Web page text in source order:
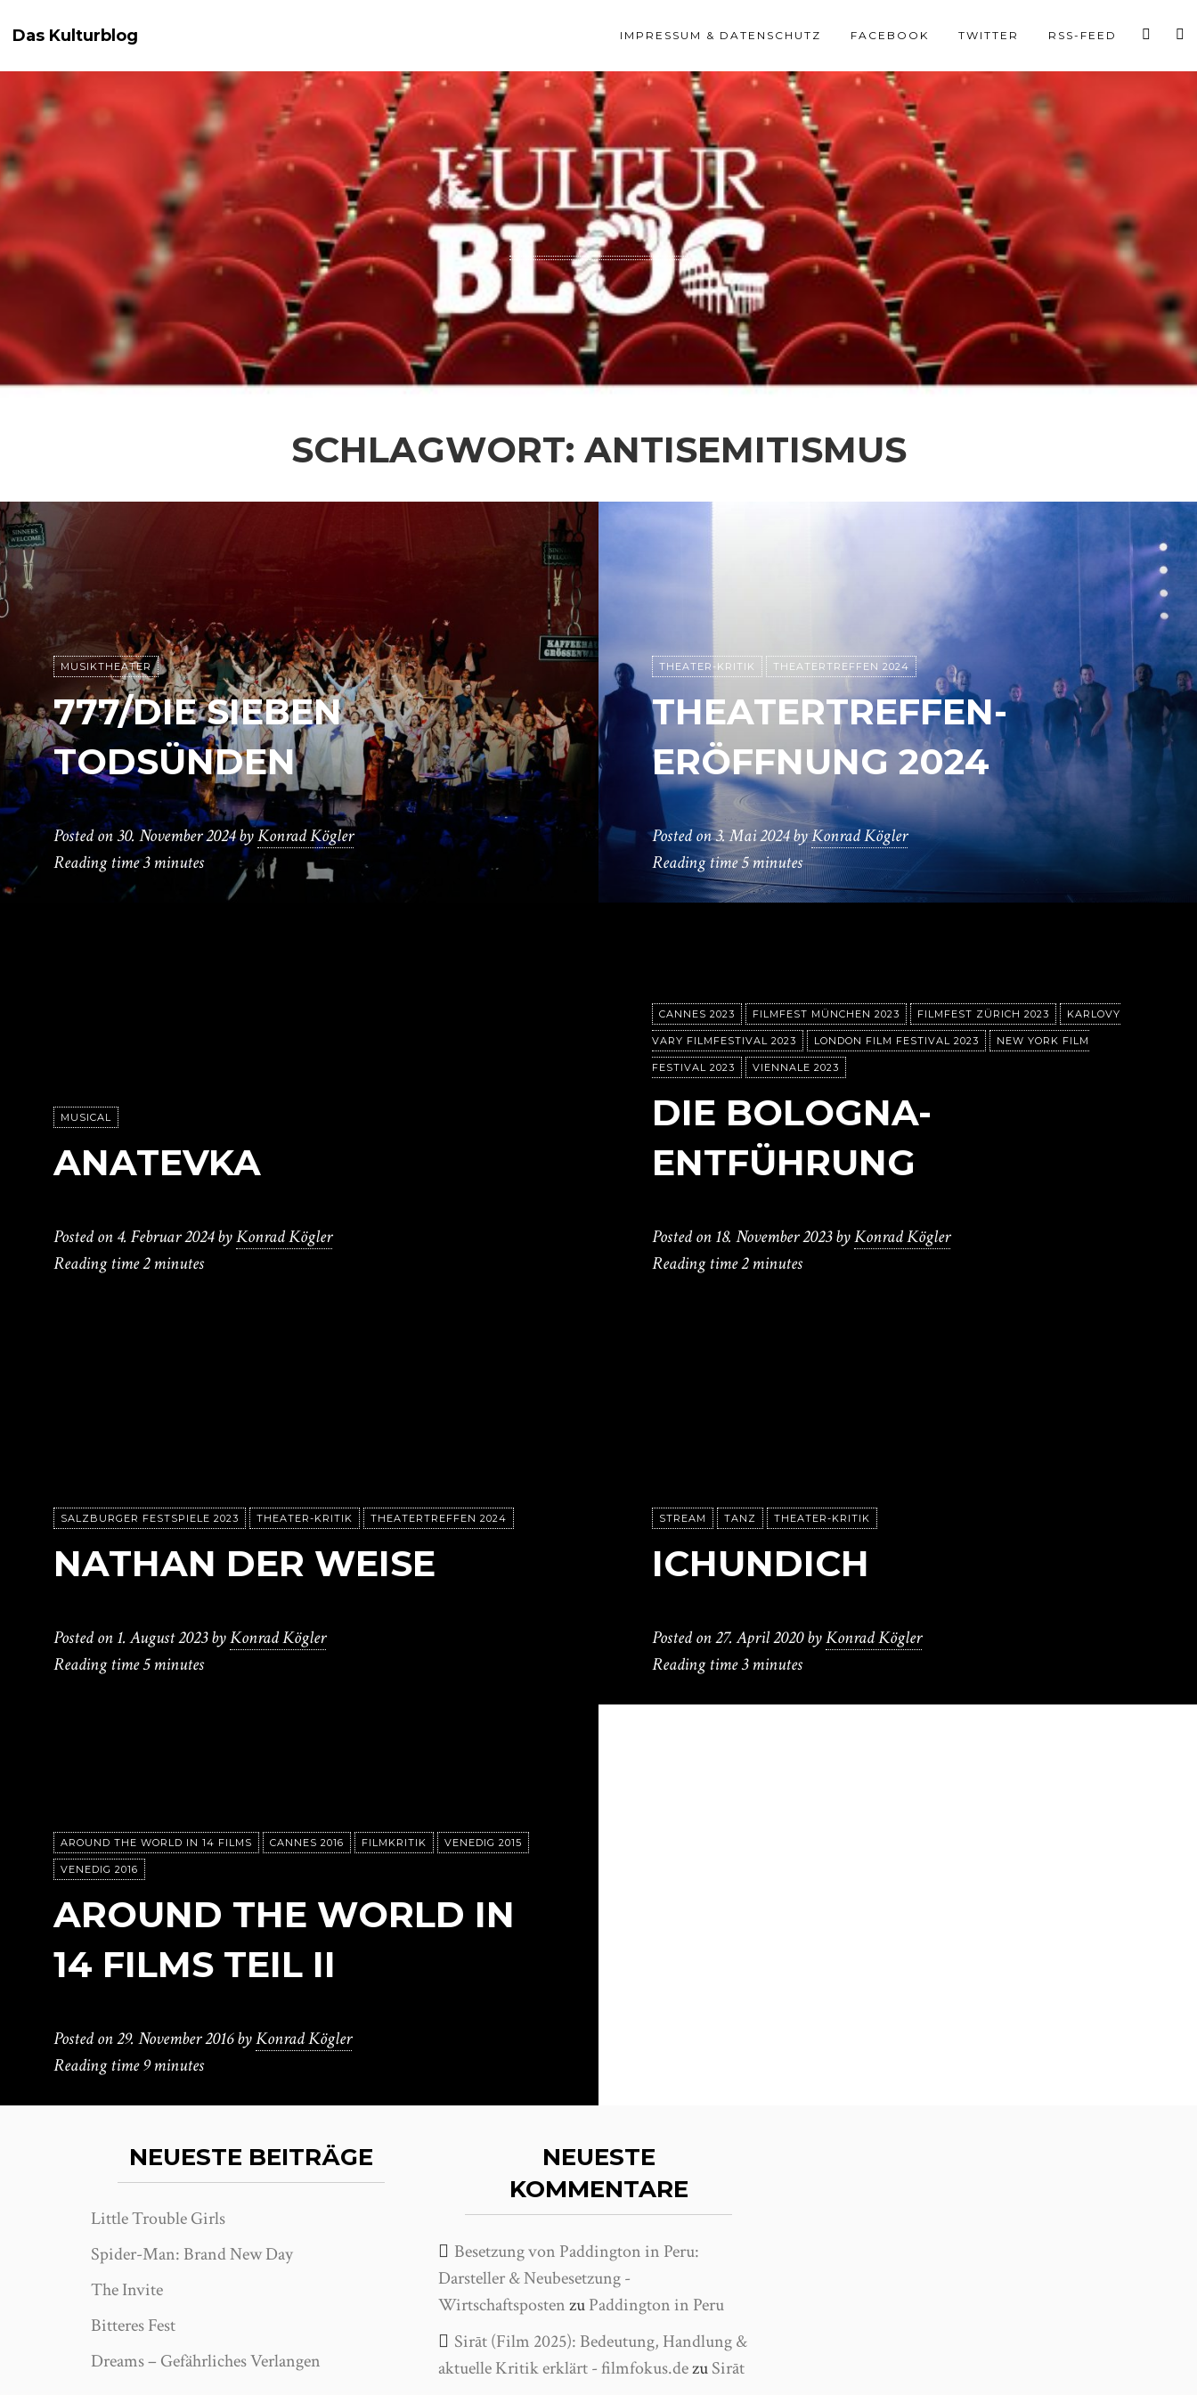
Das Kulturblog IMPRESSUM & DATENSCHUTZ FACEBOOK TWITTER RSS-FEED
SCHLAGWORT:ANTISEMITISMUS
MUSIKTHEATER
777/DIE SIEBEN
TODSÜNDEN
Posted on30. November 2024byKonrad Kögler
Reading time3 minutes
THEATER-KRITIK THEATERTREFFEN 2024
THEATERTREFFEN-
ERÖFFNUNG 2024
Posted on3. Mai 2024byKonrad Kögler
Reading time5 minutes
MUSICAL
ANATEVKA
Posted on4. Februar 2024byKonrad Kögler
Reading time2 minutes
CANNES 2023 FILMFEST MÜNCHEN 2023 FILMFEST ZÜRICH 2023 KARLOVY
VARY FILMFESTIVAL 2023 LONDON FILM FESTIVAL 2023 NEW YORK FILM
FESTIVAL 2023 VIENNALE 2023
DIE BOLOGNA-
ENTFÜHRUNG
Posted on18. November 2023byKonrad Kögler
Reading time2 minutes
SALZBURGER FESTSPIELE 2023 THEATER-KRITIK THEATERTREFFEN 2024
NATHAN DER WEISE
Posted on1. August 2023byKonrad Kögler
Reading time5 minutes
STREAM TANZ THEATER-KRITIK
ICHUNDICH
Posted on27. April 2020byKonrad Kögler
Reading time3 minutes
AROUND THE WORLD IN 14 FILMS CANNES 2016 FILMKRITIK VENEDIG 2015
VENEDIG 2016
AROUND THE WORLD IN
14 FILMS TEIL II
Posted on29. November 2016byKonrad Kögler
Reading time9 minutes
NEUESTE BEITRÄGE
Little Trouble Girls
Spider-Man: Brand New Day
The Invite
Bitteres Fest
Dreams – Gefährliches Verlangen
NEUESTE
KOMMENTARE
Besetzung von Paddington in Peru:
Darsteller & Neubesetzung -
WirtschaftspostenzuPaddington in Peru
Sirāt (Film 2025): Bedeutung, Handlung &
aktuelle Kritik erklärt - filmfokus.dezuSirāt